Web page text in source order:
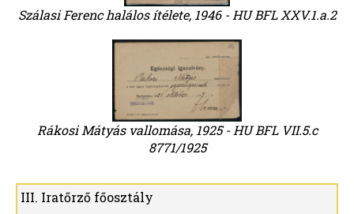
III. Iratőrző főosztály
Szálasi Ferenc halálos ítélete, 1946 - HU BFL XXV.1.a.2
Rákosi Mátyás vallomása, 1925 - HU BFL VII.5.c
8771/1925